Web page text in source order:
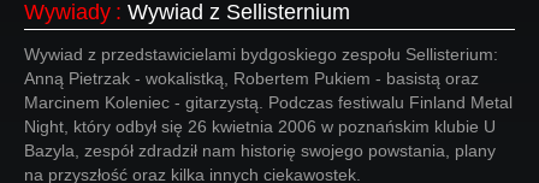
Wywiady : Wywiad z Sellisternium
Wywiad z przedstawicielami bydgoskiego zespołu Sellisterium:
Anną Pietrzak - wokalistką, Robertem Pukiem - basistą oraz
Marcinem Koleniec - gitarzystą. Podczas festiwalu Finland Metal
Night, który odbył się 26 kwietnia 2006 w poznańskim klubie U
Bazyla, zespół zdradził nam historię swojego powstania, plany
na przyszłość oraz kilka innych ciekawostek.